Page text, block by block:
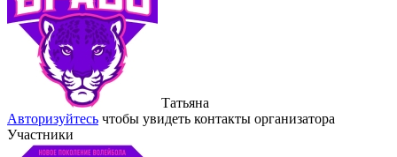
Татьяна
Авторизуйтесь чтобы увидеть контакты организатора
Участники